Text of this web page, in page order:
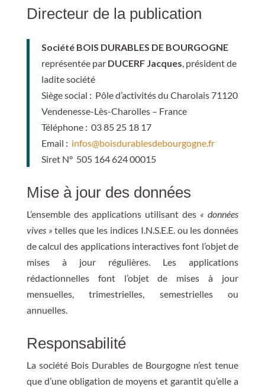
Directeur de la publication
Société BOIS DURABLES DE BOURGOGNE
représentée par DUCERF Jacques, président de
ladite société
Siège social : Pôle d’activités du Charolais 71120
Vendenesse-Lès-Charolles – France
Téléphone : 03 85 25 18 17
Email : infos@boisdurablesdebourgogne.fr
Siret N° 505 164 624 00015
Mise à jour des données
L’ensemble des applications utilisant des « données
vives » telles que les indices I.N.S.E.E. ou les données
de calcul des applications interactives font l’objet de
mises à jour régulières. Les applications
rédactionnelles font l’objet de mises à jour
mensuelles, trimestrielles, semestrielles ou
annuelles.
Responsabilité
La société Bois Durables de Bourgogne n’est tenue
que d’une obligation de moyens et garantit qu’elle a